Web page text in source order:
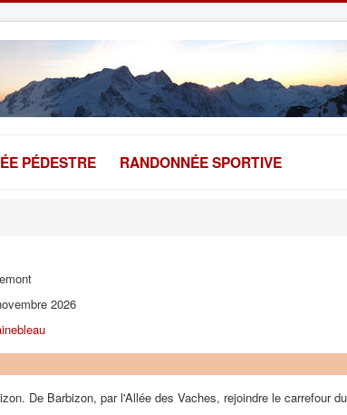
PÉDESTRE RANDONNÉE SPORTIVE
2026
De Barbizon, par l'Allée des Vaches, rejoindre le carrefour